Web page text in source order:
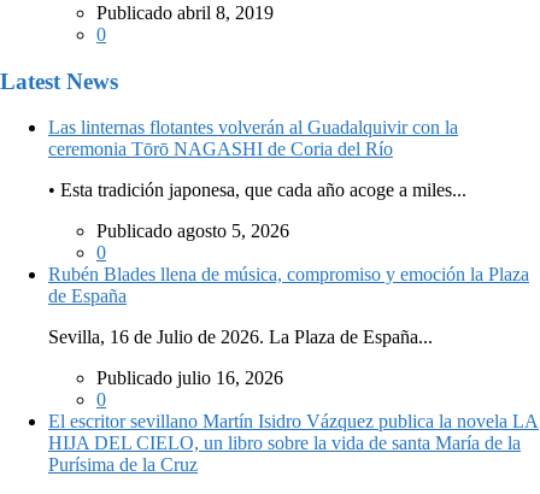
Publicado abril 8, 2019
0
Latest News
Las linternas flotantes volverán al Guadalquivir con la
ceremonia Tōrō NAGASHI de Coria del Río
• Esta tradición japonesa, que cada año acoge a miles...
Publicado agosto 5, 2026
0
Rubén Blades llena de música, compromiso y emoción la Plaza
de España
Sevilla, 16 de Julio de 2026. La Plaza de España...
Publicado julio 16, 2026
0
El escritor sevillano Martín Isidro Vázquez publica la novela LA
HIJA DEL CIELO, un libro sobre la vida de santa María de la
Purísima de la Cruz